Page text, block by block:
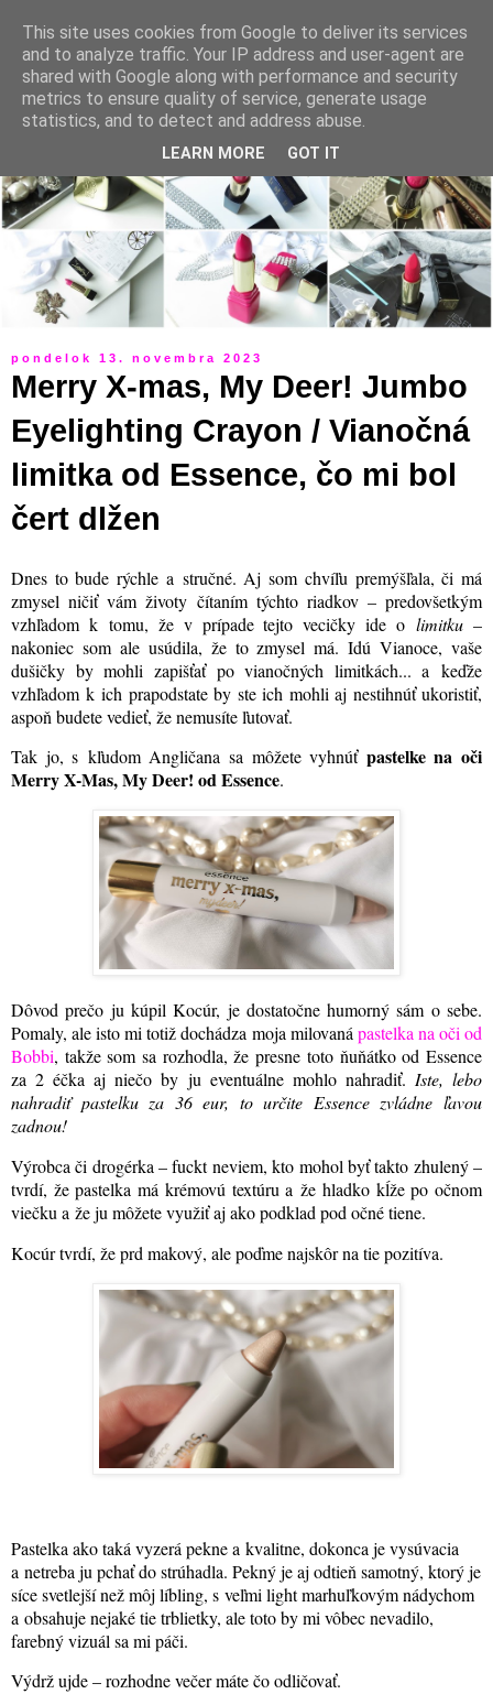
pondelok 13. novembra 2023
Merry X-mas, My Deer! Jumbo
Eyelighting Crayon / Vianočná
limitka od Essence, čo mi bol
čert dlžen
Dnes to bude rýchle a stručné. Aj som chvíľu premýšľala, či má
zmysel ničiť vám životy čítaním týchto riadkov – predovšetkým
vzhľadom k tomu, že v prípade tejto vecičky ide olimitku –
nakoniec som ale usúdila, že to zmysel má. Idú Vianoce, vaše
dušičky by mohli zapišťať po vianočných limitkách... a keďže
vzhľadom k ich prapodstate by ste ich mohli aj nestihnúť ukoristiť,
aspoň budete vedieť, že nemusíte ľutovať.
Tak jo, s kľudom Angličana sa môžete vyhnúť pastelke na oči
Merry X-Mas, My Deer! od Essence.
Dôvod prečo ju kúpil Kocúr, je dostatočne humorný sám o sebe.
Pomaly, ale isto mi totiž dochádza moja milovaná pastelka na oči od
Bobbi, takže som sa rozhodla, že presne toto ňuňátko od Essence
za 2 éčka aj niečo by ju eventuálne mohlo nahradiť. Iste, lebo
nahradiť pastelku za 36 eur, to určite Essence zvládne ľavou
zadnou!
Výrobca či drogérka – fuckt neviem, kto mohol byť takto zhulený –
tvrdí, že pastelka má krémovú textúru a že hladko kĺže po očnom
viečku a že ju môžete využiť aj ako podklad pod očné tiene.
Kocúr tvrdí, že prd makový, ale poďme najskôr na tie pozitíva.
Pastelka ako taká vyzerá pekne a kvalitne, dokonca je vysúvacia
a netreba ju pchať do strúhadla. Pekný je aj odtieň samotný, ktorý je
síce svetlejší než môj líbling, s veľmi light marhuľkovým nádychom
a obsahuje nejaké tie trblietky, ale toto by mi vôbec nevadilo,
farebný vizuál sa mi páči.
Výdrž ujde – rozhodne večer máte čo odličovať.
This site uses cookies from Google to deliver its services
and to analyze traffic. Your IP address and user-agent are
shared with Google along with performance and security
metrics to ensure quality of service, generate usage
statistics, and to detect and address abuse.
LEARN MORE GOT IT